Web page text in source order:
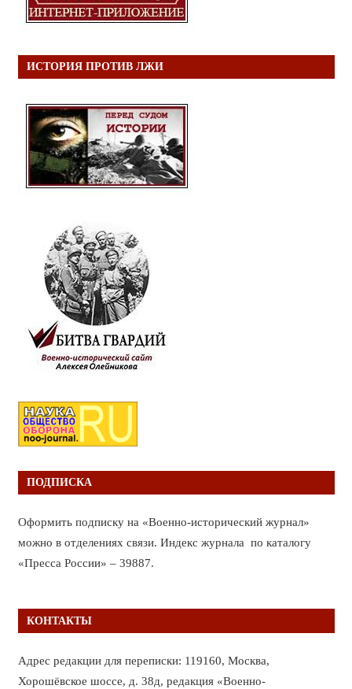
ИСТОРИЯ ПРОТИВ ЛЖИ
ПОДПИСКА
Оформить подписку на «Военно-исторический журнал»
можно в отделениях связи. Индекс журнала по каталогу
«Пресса России» – 39887.
КОНТАКТЫ
Адрес редакции для переписки: 119160, Москва,
Хорошёвское шоссе, д. 38д, редакция «Военно-